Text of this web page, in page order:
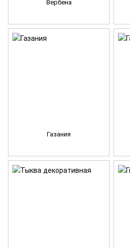
Газания